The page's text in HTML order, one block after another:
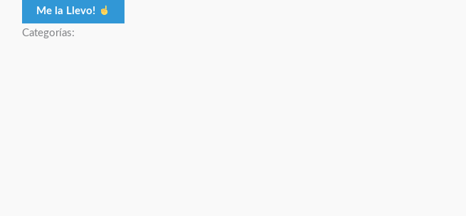
Me la Llevo!
Categorías: